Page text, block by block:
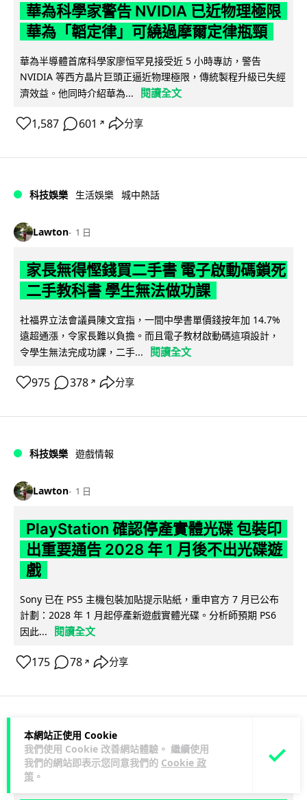
本網站正使用 Cookie
我們使用 Cookie 改善網站體驗。 繼續使用
我們的網站即表示您同意我們的 Cookie 政
策 。
華為科學家警告 NVIDIA 已近物理極限
華為「韜定律」可繞過摩爾定律瓶頸
華為半導體首席科學家廖恒罕見接受近 5 小時專訪，警告
NVIDIA 等西方晶片巨頭正逼近物理極限，傳統製程升級已失經
濟效益。他同時介紹華為...
閱讀全文
1,587 601 ↗ 分享
科技娛樂 生活娛樂 城中熱話
Lawton 1 日
家長無得慳錢買二手書 電子啟動碼鎖死
二手教科書 學生無法做功課
社福界立法會議員陳文宜指，一間中學書單價錢按年加 14.7%
遠超通漲，令家長難以負擔。而且電子教材啟動碼這項設計，
令學生無法完成功課，二手...
閱讀全文
975 378 ↗ 分享
科技娛樂 遊戲情報
Lawton 1 日
PlayStation 確認停產實體光碟 包裝印
出重要通告 2028 年 1 月後不出光碟遊
戲
Sony 已在 PS5 主機包裝加貼提示貼紙，重申官方 7 月已公布
計劃：2028 年 1 月起停產新遊戲實體光碟。分析師預期 PS6
因此...
閱讀全文
175 78 ↗ 分享
人工智能
Vin 1 日